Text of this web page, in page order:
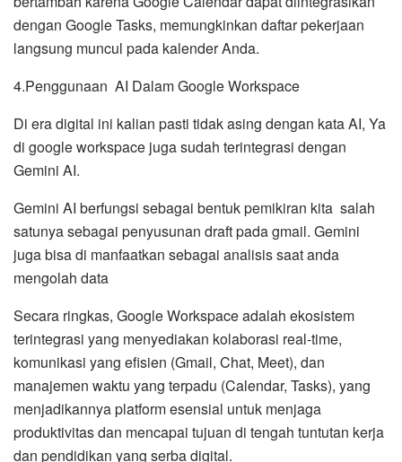
dengan Google Tasks, memungkinkan daftar pekerjaan
langsung muncul pada kalender Anda.
4.Penggunaan AI Dalam Google Workspace
Di era digital ini kalian pasti tidak asing dengan kata AI, Ya
di google workspace juga sudah terintegrasi dengan
Gemini AI.
Gemini AI berfungsi sebagai bentuk pemikiran kita salah
satunya sebagai penyusunan draft pada gmail. Gemini
juga bisa di manfaatkan sebagai analisis saat anda
mengolah data
Secara ringkas, Google Workspace adalah ekosistem
terintegrasi yang menyediakan kolaborasi real-time,
komunikasi yang efisien (Gmail, Chat, Meet), dan
manajemen waktu yang terpadu (Calendar, Tasks), yang
menjadikannya platform esensial untuk menjaga
produktivitas dan mencapai tujuan di tengah tuntutan kerja
dan pendidikan yang serba digital.